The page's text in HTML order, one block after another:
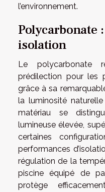
l’environnement.
Polycarbonate
isolation
Le polycarbonate
prédilection pour les
grâce à sa
la luminosité
matériau se
lumineuse élevée,
certaines
performances
régulation de la
piscine équipé de
protège